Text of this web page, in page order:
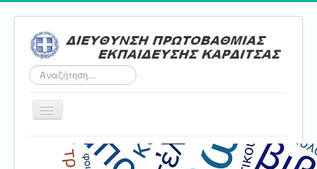
Αναζήτηση...
Εναλλαγή
Αρχική